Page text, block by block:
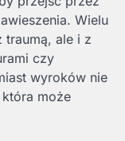
Wielu
traumą, ale i z
czy
wyroków nie
może